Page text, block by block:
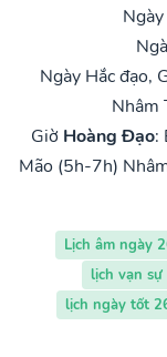
Ngày
Ngày Hắc đạo,
Nhâm
Giờ Hoàng Đạo:
Mão (5h-7h)
Lịch âm ngày
lịch vạn
lịch ngày tốt